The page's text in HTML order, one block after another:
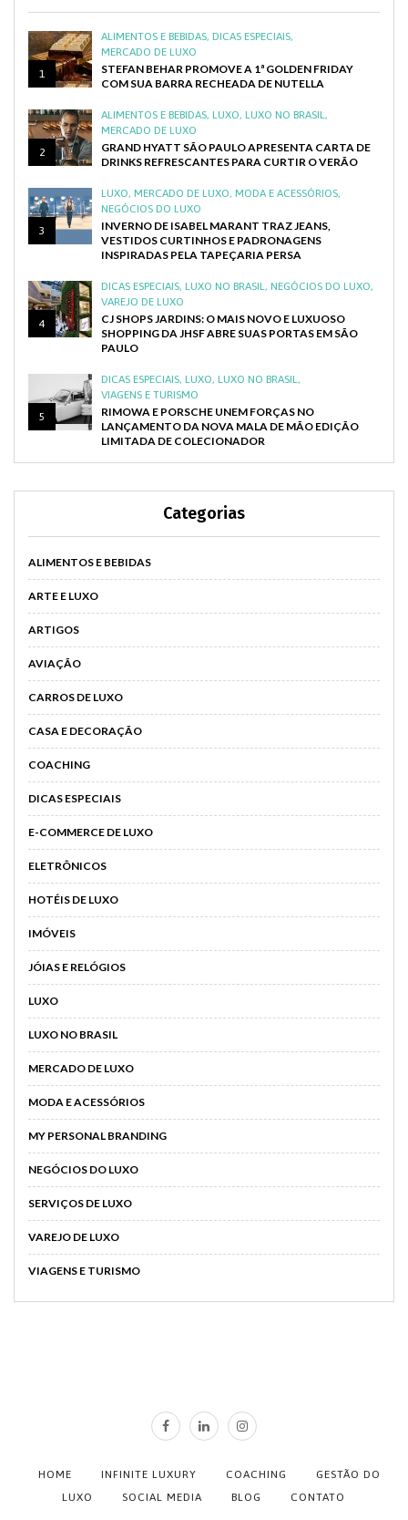
1
ALIMENTOS E BEBIDAS, DICAS ESPECIAIS,
MERCADO DE LUXO
STEFAN BEHAR PROMOVE A 1ª GOLDEN FRIDAY
COM SUA BARRA RECHEADA DE NUTELLA
2
ALIMENTOS E BEBIDAS, LUXO, LUXO NO BRASIL ,
MERCADO DE LUXO
GRAND HYATT SÃO PAULO APRESENTA CARTA DE
DRINKS REFRESCANTES PARA CURTIR O VERÃO
3
LUXO, MERCADO DE LUXO, MODA E ACESSÓRIOS,
NEGÓCIOS DO LUXO
INVERNO DE ISABEL MARANT TRAZ JEANS,
VESTIDOS CURTINHOS E PADRONAGENS
INSPIRADAS PELA TAPEÇARIA PERSA
4
DICAS ESPECIAIS, LUXO NO BRASIL , NEGÓCIOS DO LUXO,
VAREJO DE LUXO
CJ SHOPS JARDINS: O MAIS NOVO E LUXUOSO
SHOPPING DA JHSF ABRE SUAS PORTAS EM SÃO
PAULO
5
DICAS ESPECIAIS, LUXO, LUXO NO BRASIL ,
VIAGENS E TURISMO
RIMOWA E PORSCHE UNEM FORÇAS NO
LANÇAMENTO DA NOVA MALA DE MÃO EDIÇÃO
LIMITADA DE COLECIONADOR
Categorias
ALIMENTOS E BEBIDAS
ARTE E LUXO
ARTIGOS
AVIAÇÃO
CARROS DE LUXO
CASA E DECORAÇÃO
COACHING
DICAS ESPECIAIS
E-COMMERCE DE LUXO
ELETRÔNICOS
HOTÉIS DE LUXO
IMÓVEIS
JÓIAS E RELÓGIOS
LUXO
LUXO NO BRASIL
MERCADO DE LUXO
MODA E ACESSÓRIOS
MY PERSONAL BRANDING
NEGÓCIOS DO LUXO
SERVIÇOS DE LUXO
VAREJO DE LUXO
VIAGENS E TURISMO
HOME INFINITE LUXURY COACHING
GESTÃO DO
LUXO
SOCIAL MEDIA BLOG CONTATO